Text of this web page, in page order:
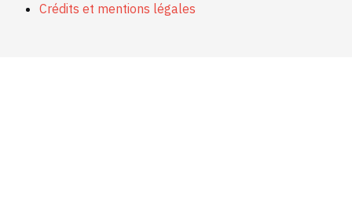
Crédits et mentions légales